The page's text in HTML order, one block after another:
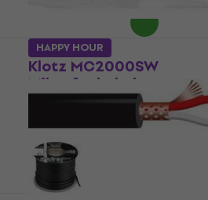
Klotz MC2000SW
Mikrofonkabel
4,5/5
2,99 €
Auf Lager
HAPPY HOUR